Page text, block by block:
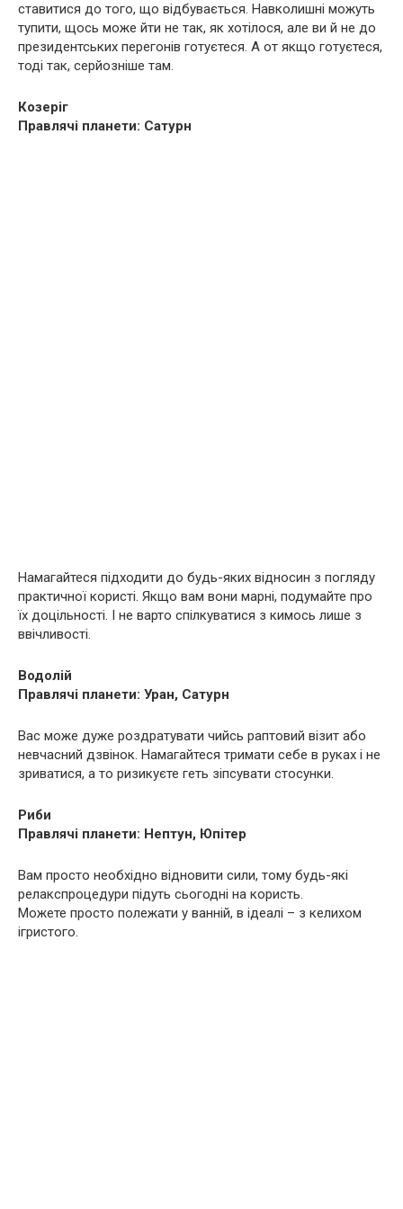
ставитися до того, що відбувається. Навколишні можуть
тупити, щось може йти не так, як хотілося, але ви й не до
президентських перегонів готуєтеся. А от якщо готуєтеся,
тоді так, серйозніше там.
Козеріг
Правлячі планети: Сатурн
Намагайтеся підходити до будь-яких відносин з погляду
практичної користі. Якщо вам вони марні, подумайте про
їх доцільності. І не варто спілкуватися з кимось лише з
ввічливості.
Водолій
Правлячі планети: Уран, Сатурн
Вас може дуже роздратувати чийсь раптовий візит або
невчасний дзвінок. Намагайтеся тримати себе в руках і не
зриватися, а то ризикуєте геть зіпсувати стосунки.
Риби
Правлячі планети: Нептун, Юпітер
Вам просто необхідно відновити сили, тому будь-які
релакспроцедури підуть сьогодні на користь.
Можете просто полежати у ванній, в ідеалі – з келихом
ігристого.